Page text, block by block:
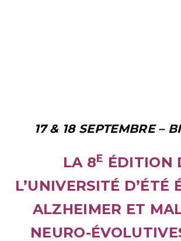
17 & 18 SEPTEMBRE –
LA 8E ÉDITION
L’UNIVERSITÉ D’ÉTÉ
ALZHEIMER ET
NEURO-